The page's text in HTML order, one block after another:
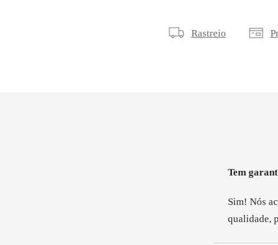
Rastreio
Tem
Sim! Nós
qualidade,